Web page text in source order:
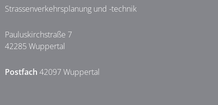
Strassenverkehrsplanung und -technik
Pauluskirchstraße 7
42285 Wuppertal
Postfach 42097 Wuppertal